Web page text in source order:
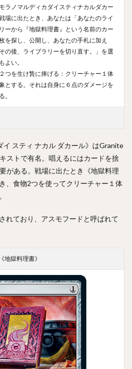
ラノマルディカダイスティナカルダカー
場に出たとき、あなたは「あなたのライ
ーから『地獄料理書』という名前のカー
を探し、公開し、あなたの手札に加え
の後、ライブラリーを切り直す。」を選
よい。
つを生け贄に捧げる：クリーチャー１体
とする。それは自身に６点のダメージを
。
イ スティ ナカル ダカール》はGranite
ストで有名。唱えるにはカードを捨
がある。戦場に出たとき《地獄料理
、食物2つを使ってクリーチャー１体
れており、アスモフードと呼ばれて
《地獄料理書》